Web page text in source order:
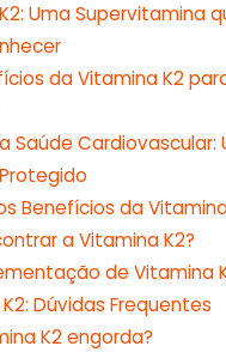
Uma Supervitamina
da Vitamina K2
Saúde Cardiovascular:
Benefícios da
a Vitamina K2?
de Vitamina
Dúvidas Frequentes
K2 engorda?